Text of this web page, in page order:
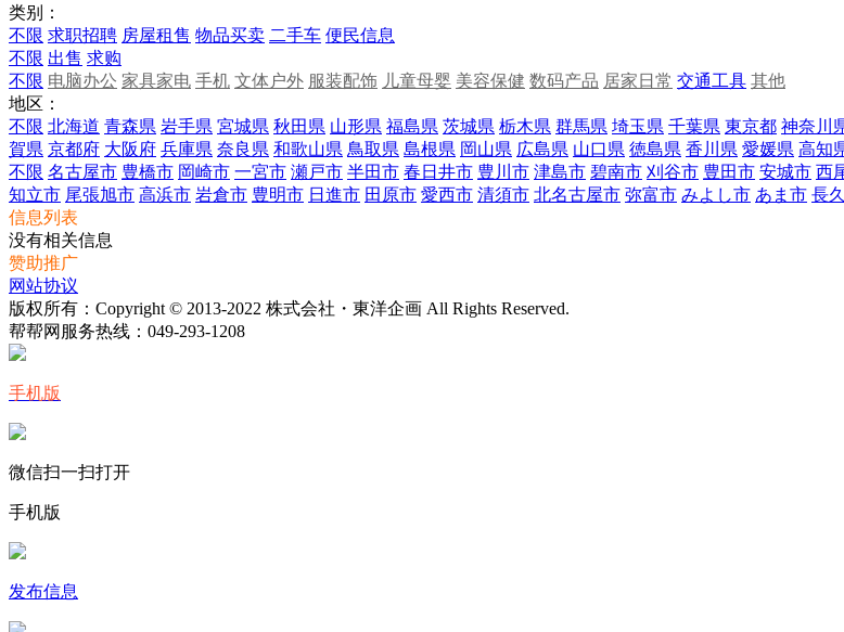
类别：
不限 求职招聘 房屋租售 物品买卖 二手车 便民信息
不限 出售 求购
不限 电脑办公 家具家电 手机 文体户外 服装配饰 儿童母婴 美容保健 数码产品 居家日常 交通工具 其他
地区：
不限 北海道 青森県 岩手県 宮城県 秋田県 山形県 福島県 茨城県 栃木県 群馬県 埼玉県 千葉県 東京都 神奈川
賀県 京都府 大阪府 兵庫県 奈良県 和歌山県 鳥取県 島根県 岡山県 広島県 山口県 徳島県 香川県 愛媛県 高知
不限 名古屋市 豊橋市 岡崎市 一宮市 瀬戸市 半田市 春日井市 豊川市 津島市 碧南市 刈谷市 豊田市 安城市 西
知立市 尾張旭市 高浜市 岩倉市 豊明市 日進市 田原市 愛西市 清須市 北名古屋市 弥富市 みよし市 あま市 長
信息列表
没有相关信息
赞助推广
网站协议
版权所有：Copyright © 2013-2022 株式会社・東洋企画 All Rights Reserved.
帮帮网服务热线： 049-293-1208
手机版
微信扫一扫打开
手机版
发布信息